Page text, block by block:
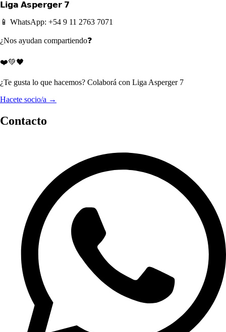
𝗟𝗶𝗴𝗮 𝗔𝘀𝗽𝗲𝗿𝗴𝗲𝗿 𝟳
📱 WhatsApp: +54 9 11 2763 7071
¿Nos ayudan compartiendo❓
❤️💚🖤
¿Te gusta lo que hacemos? Colaborá con Liga Asperger 7
Hacete socio/a →
Contacto